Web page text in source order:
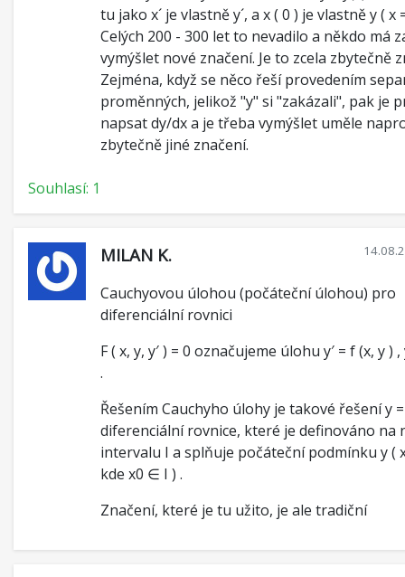
tu jako x´ je vlastně y´, a x ( 0 ) je vlastně y ( x
Celých 200 - 300 let to nevadilo a někdo má
vymýšlet nové značení. Je to zcela zbytečně
Zejména, když se něco řeší provedením
proměnných, jelikož "y" si "zakázali", pak je
napsat dy/dx a je třeba vymýšlet uměle
zbytečně jiné značení.
Souhlasí: 1
MILAN K.
Cauchyovou úlohou (počáteční úlohou) pro
diferenciální rovnici
F ( x, y, y′ ) = 0 označujeme úlohu y′ = f (x, y )
.
Řešením Cauchyho úlohy je takové řešení y
diferenciální rovnice, které je definováno na
intervalu I a splňuje počáteční podmínku y (
kde x0 ∈ I ) .
Značení, které je tu užito, je ale tradiční